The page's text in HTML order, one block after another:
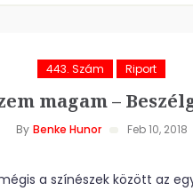
443. Szám Riport
magam –
By Benke Hunor Feb 10, 2018
a színészek között az